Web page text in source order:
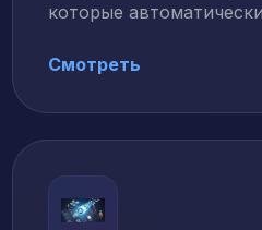
которые
оптимизируют …
Смотреть